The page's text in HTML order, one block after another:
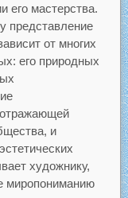
его мастерства.
представление
от многих
его природных
и
художнику,
миропониманию